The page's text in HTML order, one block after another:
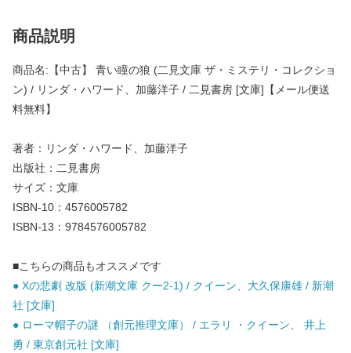
商品説明
商品名:【中古】 青い瞳の狼 (二見文庫 ザ・ミステリ・コレクショ
ン) / リンダ・ハワード、加藤洋子 / 二見書房 [文庫]【メール便送
料無料】
著者：リンダ・ハワード、加藤洋子
出版社：二見書房
サイズ：文庫
ISBN-10：4576005782
ISBN-13：9784576005782
■こちらの商品もオススメです
● Xの悲劇 改版 (新潮文庫 クー2-1) / クイーン、大久保康雄 / 新潮
社 [文庫]
● ローマ帽子の謎 （創元推理文庫） / エラリ ・クイーン、 井上
勇 / 東京創元社 [文庫]